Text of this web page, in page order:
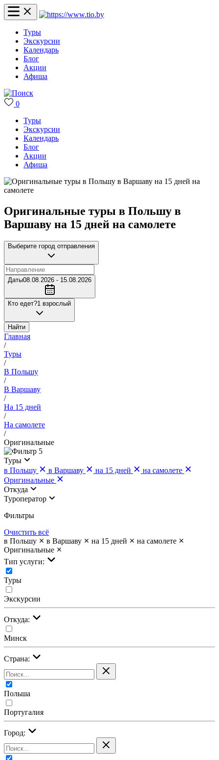
Туры
Экскурсии
Календарь
Блог
Акции
Афиша
0
Туры
Экскурсии
Календарь
Блог
Акции
Афиша
Оригинальные туры в Польшу в
Варшаву на 15 дней на самолете
Выберите город отправления
Даты08.08.2026 - 15.08.2026
Кто едет?1 взрослый
Найти
Главная
/
Туры
/
В Польшу
/
В Варшаву
/
На 15 дней
/
На самолете
/
Оригинальные
5
Туры
в Польшу
в Варшаву на 15 дней
на самолете
Оригинальные
Откуда
Туроператор
Фильтры
Очистить всё
в Польшу
в Варшаву на 15 дней
на самолете
Оригинальные
Тип услуги:
Туры
Экскурсии
Откуда:
Минск
Страна:
Польша
Португалия
Город: